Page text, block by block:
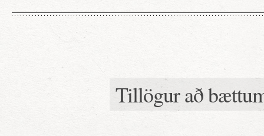
Tillögur að